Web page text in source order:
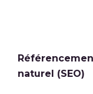
naturel (SEO)